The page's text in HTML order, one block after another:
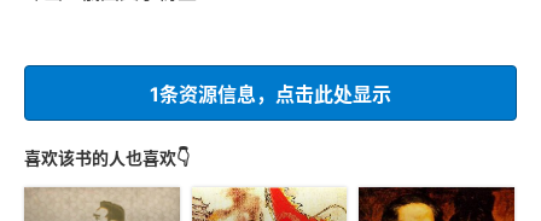
1条资源信息，点击此处显示
喜欢该书的人也喜欢👇